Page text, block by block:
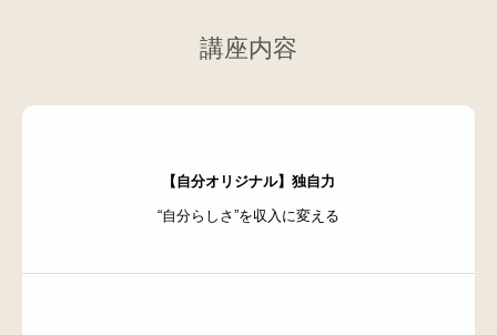
講座内容
【自分オリジナル】独自力
“自分らしさ”を収入に変える